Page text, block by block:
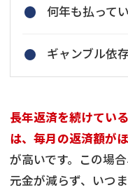
何年も払って
ギャンブル依
長年返済を続けてい
は、毎月の返済額が
が高いです。この場
元金が減らず、いつ